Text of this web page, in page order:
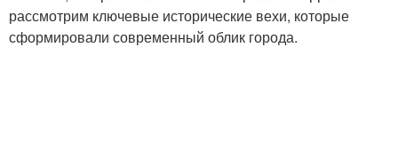
рассмотрим ключевые исторические вехи, которые
сформировали современный облик города.